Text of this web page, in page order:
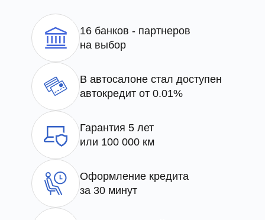
16 банков - партнеров
на выбор
В автосалоне стал доступен
автокредит от 0.01%
Гарантия 5 лет
или 100 000 км
Оформление кредита
за 30 минут